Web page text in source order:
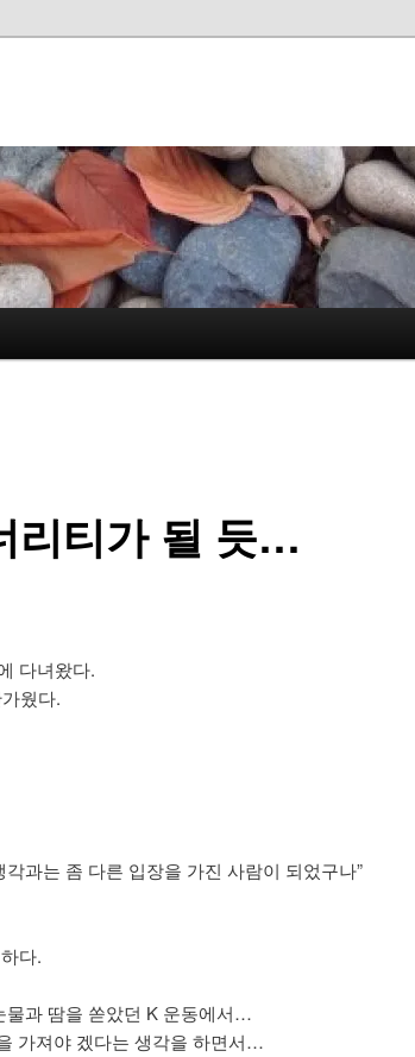
리티가 될 듯…
다녀왔다.
웠다.
과는 좀 다른 입장을 가진 사람이 되었구나”
다.
물과 땀을 쏟았던 K 운동에서…
가져야 겠다는 생각을 하면서…